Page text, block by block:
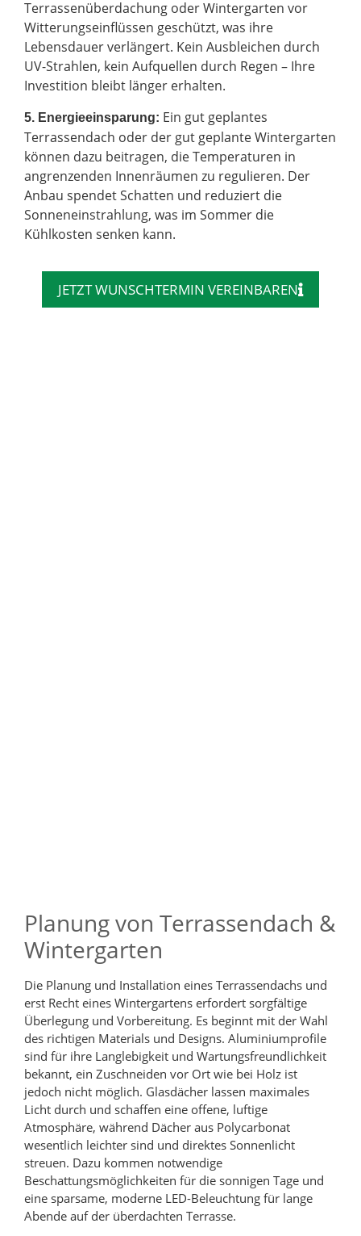
Terrassenüberdachung oder Wintergarten vor
Witterungseinflüssen geschützt, was ihre
Lebensdauer verlängert. Kein Ausbleichen durch
UV-Strahlen, kein Aufquellen durch Regen – Ihre
Investition bleibt länger erhalten.
5. Energieeinsparung: Ein gut geplantes
Terrassendach oder der gut geplante Wintergarten
können dazu beitragen, die Temperaturen in
angrenzenden Innenräumen zu regulieren. Der
Anbau spendet Schatten und reduziert die
Sonneneinstrahlung, was im Sommer die
Kühlkosten senken kann.
JETZT WUNSCHTERMIN VEREINBAREN
Planung von Terrassendach &
Wintergarten
Die Planung und Installation eines Terrassendachs und
erst Recht eines Wintergartens erfordert sorgfältige
Überlegung und Vorbereitung. Es beginnt mit der Wahl
des richtigen Materials und Designs. Aluminiumprofile
sind für ihre Langlebigkeit und Wartungsfreundlichkeit
bekannt, ein Zuschneiden vor Ort wie bei Holz ist
jedoch nicht möglich. Glasdächer lassen maximales
Licht durch und schaffen eine offene, luftige
Atmosphäre, während Dächer aus Polycarbonat
wesentlich leichter sind und direktes Sonnenlicht
streuen. Dazu kommen notwendige
Beschattungsmöglichkeiten für die sonnigen Tage und
eine sparsame, moderne LED-Beleuchtung für lange
Abende auf der überdachten Terrasse.